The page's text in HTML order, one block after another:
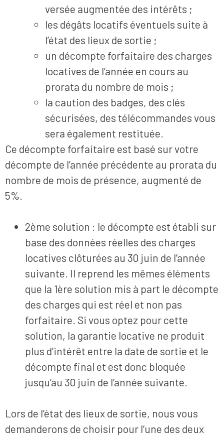
versée augmentée des intérêts ;
les dégâts locatifs éventuels suite à
l’état des lieux de sortie ;
un décompte forfaitaire des charges
locatives de l’année en cours au
prorata du nombre de mois ;
la caution des badges, des clés
sécurisées, des télécommandes vous
sera également restituée.
Ce décompte forfaitaire est basé sur votre
décompte de l’année précédente au prorata du
nombre de mois de présence, augmenté de
5%.
2ème solution : le décompte est établi sur
base des données réelles des charges
locatives clôturées au 30 juin de l’année
suivante. Il reprend les mêmes éléments
que la 1ère solution mis à part le décompte
des charges qui est réel et non pas
forfaitaire. Si vous optez pour cette
solution, la garantie locative ne produit
plus d’intérêt entre la date de sortie et le
décompte final et est donc bloquée
jusqu’au 30 juin de l’année suivante.
Lors de l’état des lieux de sortie, nous vous
demanderons de choisir pour l’une des deux